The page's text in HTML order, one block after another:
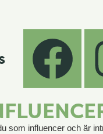
som influencer och är